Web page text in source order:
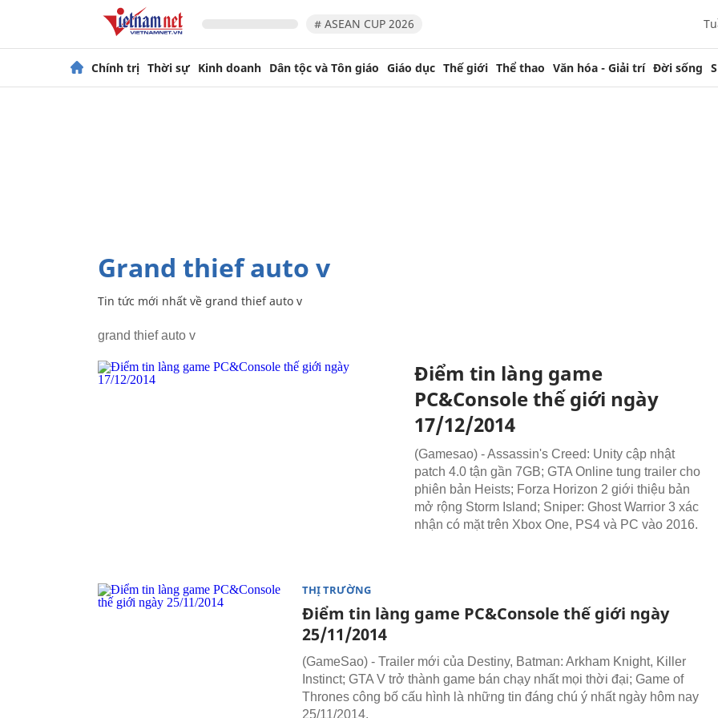
# ASEAN CUP 2026
Chính trị Thời sự Kinh doanh Dân tộc và Tôn giáo Giáo dục Thế giới Thể thao Văn hóa - Giải trí Đời sống
grand thief auto v
Tin tức mới nhất về grand thief auto v
grand thief auto v
Điểm tin làng game
PC&Console thế giới ngày
17/12/2014
(Gamesao) - Assassin's Creed: Unity cập nhật
patch 4.0 tận gần 7GB; GTA Online tung trailer cho
phiên bản Heists; Forza Horizon 2 giới thiệu bản
mở rộng Storm Island; Sniper: Ghost Warrior 3 xác
nhận có mặt trên Xbox One, PS4 và PC vào 2016.
THỊ TRƯỜNG
Điểm tin làng game PC&Console thế giới ngày
25/11/2014
(GameSao) - Trailer mới của Destiny, Batman: Arkham Knight, Killer
Instinct; GTA V trở thành game bán chạy nhất mọi thời đại; Game of
Thrones công bố cấu hình là những tin đáng chú ý nhất ngày hôm nay
25/11/2014.